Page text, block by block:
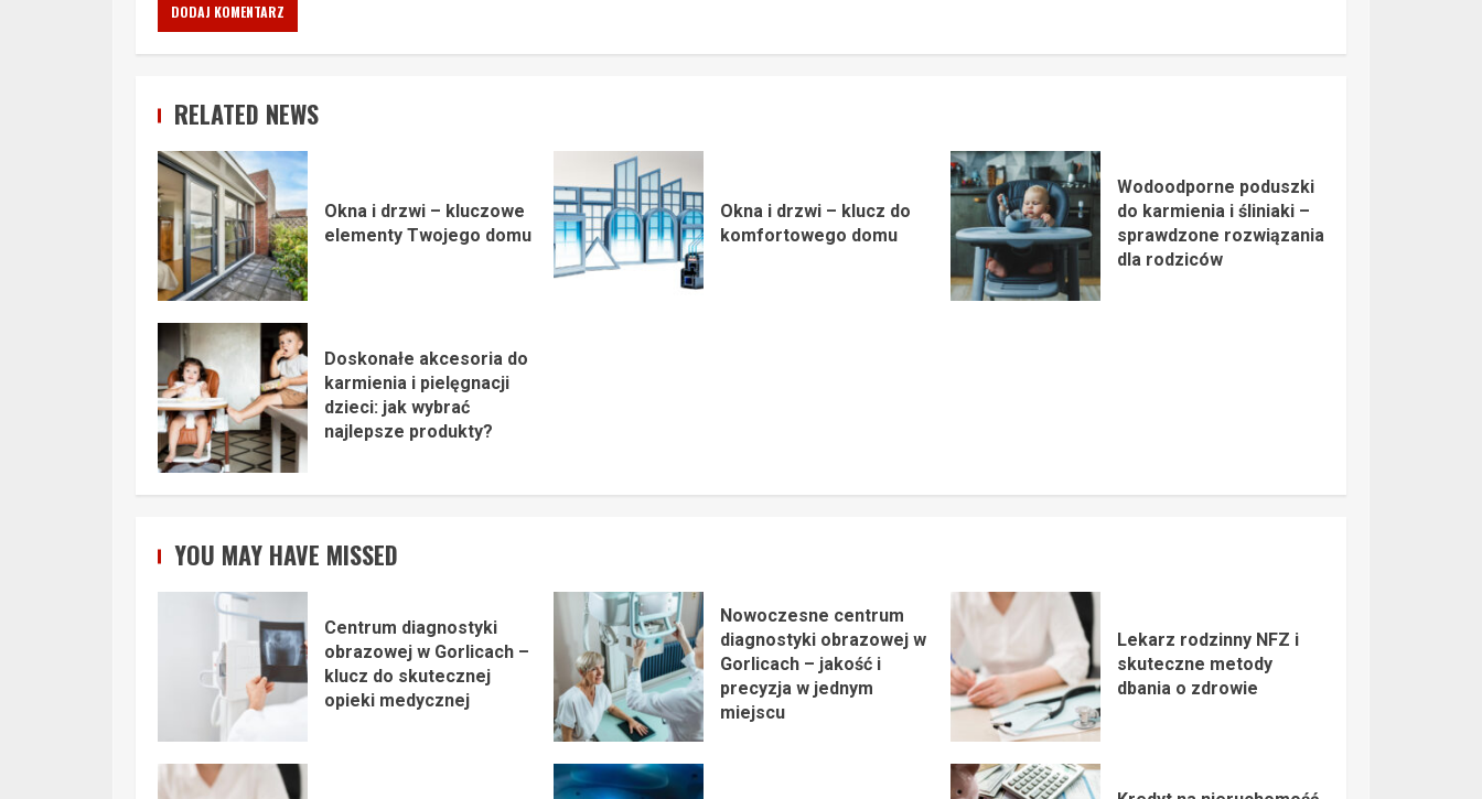
RELATED NEWS
Okna i drzwi – kluczowe
elementy Twojego domu
Okna i drzwi – klucz do
komfortowego domu
Wodoodporne poduszki
do karmienia i śliniaki –
sprawdzone rozwiązania
dla rodziców
Doskonałe akcesoria do
karmienia i pielęgnacji
dzieci: jak wybrać
najlepsze produkty?
YOU MAY HAVE MISSED
Centrum diagnostyki
obrazowej w Gorlicach –
klucz do skutecznej
opieki medycznej
Nowoczesne centrum
diagnostyki obrazowej w
Gorlicach – jakość i
precyzja w jednym
miejscu
Lekarz rodzinny NFZ i
skuteczne metody
dbania o zdrowie